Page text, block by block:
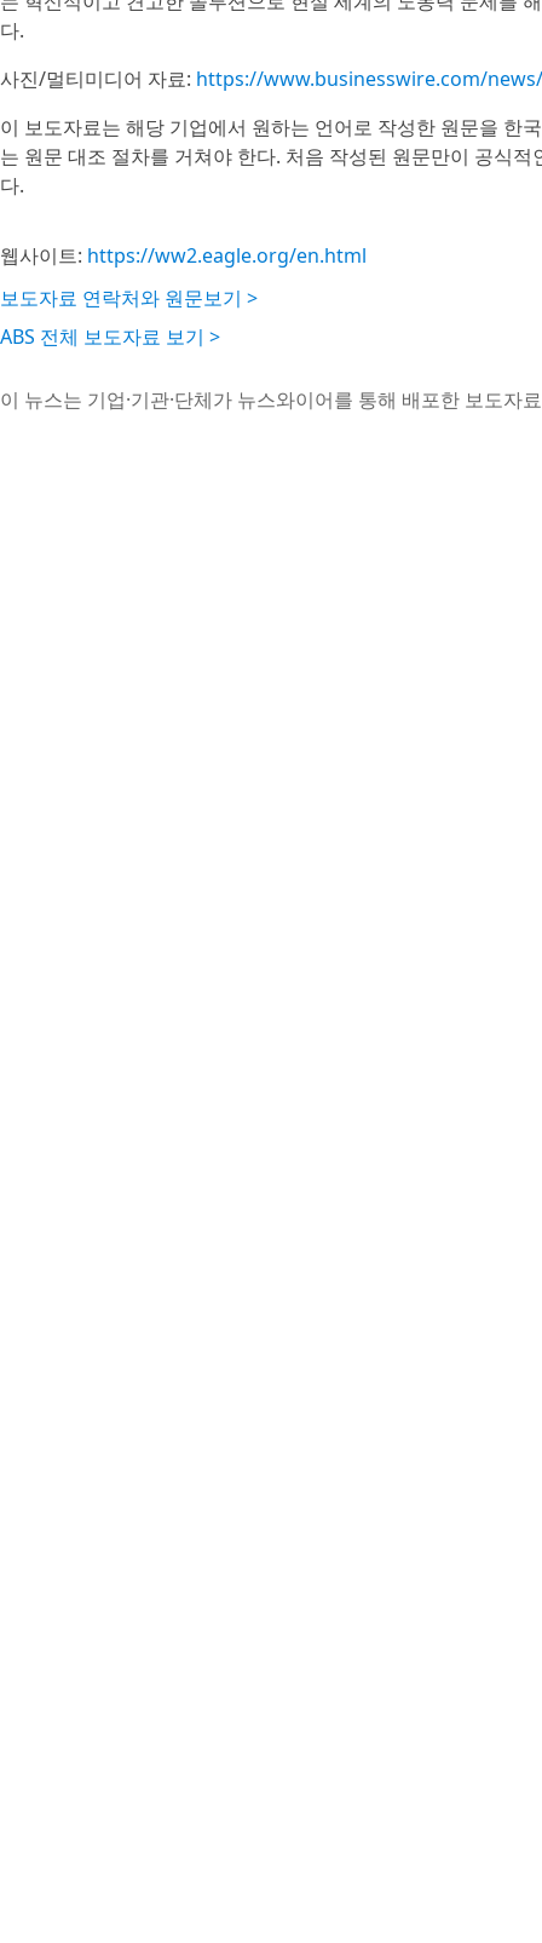
다.
사진/멀티미디어 자료: https://www.businesswire.com/
이 보도자료는 해당 기업에서 원하는 언어로 작성한 원문을 한
는 원문 대조 절차를 거쳐야 한다. 처음 작성된 원문만이 공식
다.
웹사이트: https://ww2.eagle.org/en.html
보도자료 연락처와 원문보기 >
ABS 전체 보도자료 보기 >
이 뉴스는 기업·기관·단체가 뉴스와이어를 통해 배포한 보도자